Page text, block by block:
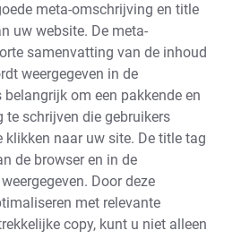
meta-omschrijving en title
uw website. De meta-
samenvatting van de inhoud
weergegeven in de
om een pakkende en
te schrijven die gebruikers
klikken naar uw site. De title tag
de browser en in de
Door deze
met relevante
copy, kunt u niet alleen